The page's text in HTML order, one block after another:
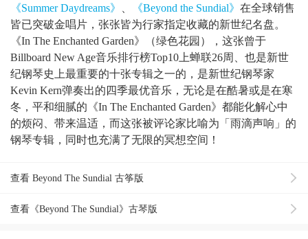
《Summer Daydreams》
《Beyond the Sundial》 在全球销售
皆已突破金唱片，张张皆为行家指定收藏的新世纪名盘。
《In The Enchanted Garden》（绿色花园），这张曾于
Billboard New Age音乐排行榜Top10上蝉联26周、也是新世
纪钢琴史上最重要的十张专辑之一的，是新世纪钢琴家
Kevin Kern弹奏出的四季最优音乐，无论是在酷暑或是在寒
冬，平和细腻的《In The Enchanted Garden》都能化解心中
的烦闷、带来温适，而这张被评论家比喻为「雨滴声响」的
钢琴专辑，同时也充满了无限的冥想空间！
查看 Beyond The Sundial 古筝版
查看《Beyond The Sundial》古琴版